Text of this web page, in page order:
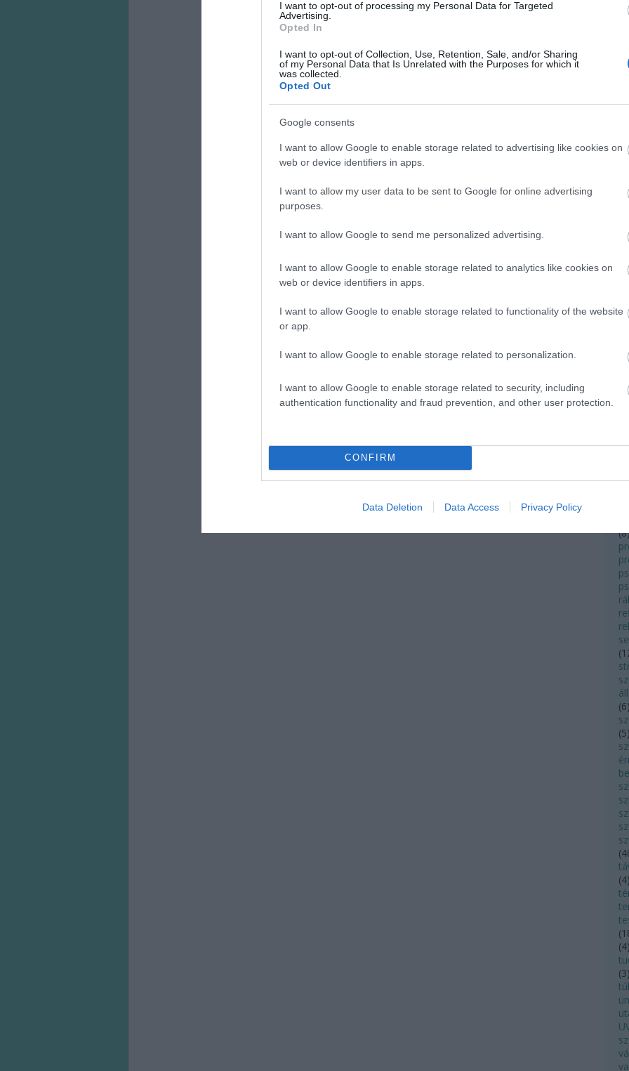
I want to opt-out of processing my Personal Data for Targeted
Advertising.
Opted In
I want to opt-out of Collection, Use, Retention, Sale, and/or Sharing
of my Personal Data that Is Unrelated with the Purposes for which it
was collected.
Opted Out
Google consents
I want to allow Google to enable storage related to advertising like cookies on
web or device identifiers in apps.
I want to allow my user data to be sent to Google for online advertising
purposes.
I want to allow Google to send me personalized advertising.
I want to allow Google to enable storage related to analytics like cookies on
web or device identifiers in apps.
I want to allow Google to enable storage related to functionality of the website
or app.
I want to allow Google to enable storage related to personalization.
I want to allow Google to enable storage related to security, including
authentication functionality and fraud prevention, and other user protection.
CONFIRM
Data Deletion Data Access Privacy Policy
ivás
)
(3
(8
(
(6)
(5)
(
(4)
(
(4)
(3)